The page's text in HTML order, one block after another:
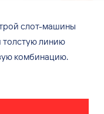
слот-машины
толстую линию
комбинацию.